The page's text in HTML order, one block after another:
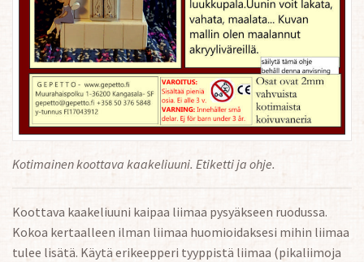
Kotimainen koottava kaakeliuuni. Etiketti ja ohje.
Koottava kaakeliuuni kaipaa liimaa pysyäkseen ruodussa.
Kokoa kertaalleen ilman liimaa huomioidaksesi mihin liimaa
tulee lisätä. Käytä erikeepperi tyyppistä liimaa (pikaliimoja